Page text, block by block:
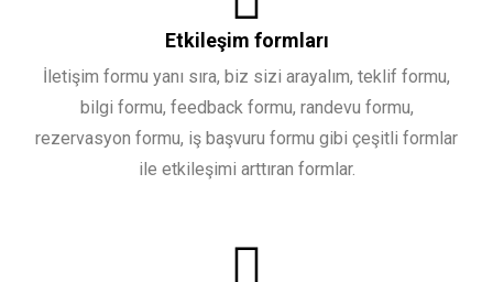
Etkileşim formları
İletişim formu yanı sıra, biz sizi arayalım, teklif formu,
bilgi formu, feedback formu, randevu formu,
rezervasyon formu, iş başvuru formu gibi çeşitli formlar
ile etkileşimi arttıran formlar.